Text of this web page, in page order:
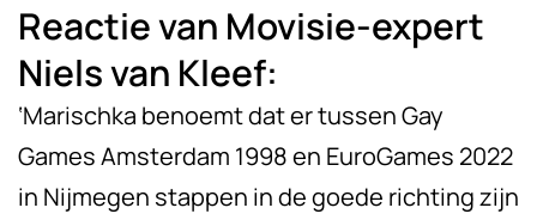
Reactie van Movisie-expert
Niels van Kleef:
‘Marischka benoemt dat er tussen Gay
Games Amsterdam 1998 en EuroGames 2022
in Nijmegen stappen in de goede richting zijn